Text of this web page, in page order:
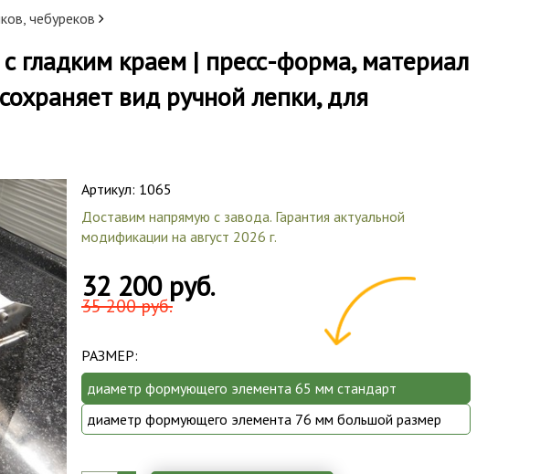
чебуреков
краем | пресс-форма, материал
вид ручной лепки, для
Артикул: 1065
Доставим напрямую с завода. Гарантия актуальной
модификации на август 2026 г.
32 200 руб.
35 200 руб.
РАЗМЕР:
диаметр формующего элемента 65 мм стандарт
диаметр формующего элемента 76 мм большой размер